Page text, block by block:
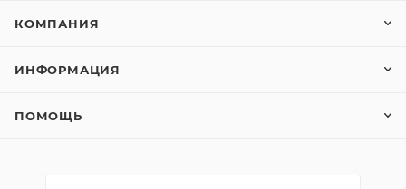
КОМПАНИЯ
ИНФОРМАЦИЯ
ПОМОЩЬ